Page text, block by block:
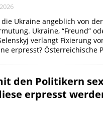
Ukraine angeblich von
Ukraine, “Freund”
verlangt Fixierung
erpresst? Österreichische
den Politikern
erpresst